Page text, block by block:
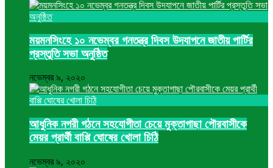
ময়মনসিংহে ১০ নভেম্বর গনতন্ত্র দিবস উদযাপনে জাতীয় পার্টির
প্রস্তুতি সভা অনুষ্ঠিত
নভেম্বর ৯, ২০২০
আধুনিক নগরী গঠনে সহযোগীতা চেয়ে মুক্তাগাছা পৌরবাসীকে
মেয়র প্রার্থী বাপ্পি ঘোষের খোলা চিঠি
নভেম্বর ৯, ২০২০